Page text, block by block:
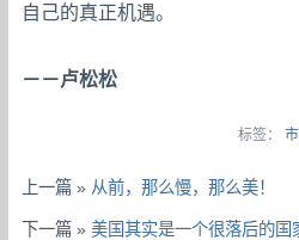
自己的真正机遇。
－－卢松松
标签：
上一篇 » 从前，那么慢，那么美！
下一篇 »美国其实是一个很落后的国